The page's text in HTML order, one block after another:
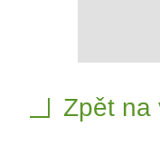
Zpět na